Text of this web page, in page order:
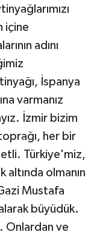
içine
adını
İspanya
varmanız
İzmir bizim
her bir
Türkiye'miz,
olmanın
Mustafa
büyüdük.
Onlardan ve